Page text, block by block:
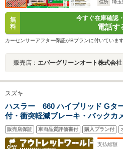
住所
埼玉
無
料
今すぐ在庫確認
電話す
カーセンサーアフター保証がBプランに付いていま
販売店： エバーグリーンオート株式会
スズキ
ハスラー 660 ハイブリッド Gタ
付・衝突軽減ブレーキ・バックカ
ーディオ・アダクティブクルーズ
Bluetooth・運転席助手席シート
オートライト・クリアランスソナー
販売店保証 車両品質評価書付 購入プラン付
支払総額